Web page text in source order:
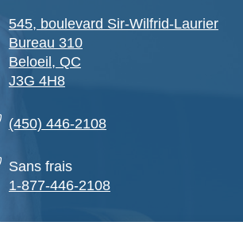
545, boulevard Sir-Wilfrid-Laurier
Bureau 310
Beloeil, QC
J3G 4H8
(450) 446-2108
Sans frais
1-877-446-2108